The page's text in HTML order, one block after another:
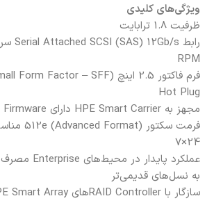
ویژگی‌های کلیدی
ظرفیت 1.8 ترابایت
رابط Serial Attached SCSI (SAS) 12Gb/s
RPM
فرم فاکتور 2.5 اینچ (Small Form Factor – SFF)
Hot Plug
مجهز به HPE Smart Carrier
دارای Digitally Signed Firmware
فرمت سکتور 512e (Advanced Format)
24×7
عملکرد پایدار در محیط‌های Enterprise
مصرف
به نسل‌های قدیمی‌تر
سازگار با RAID Controllerهای HPE Smart Array